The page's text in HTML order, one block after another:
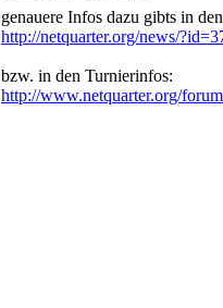
genauere Infos dazu gibts in
http://netquarter.org/news/
bzw. in den Turnierinfos:
http://www.netquarter.org/